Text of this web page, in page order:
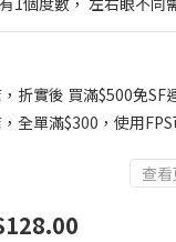
折實後 買滿$500免SF
全單滿$300，使用
查